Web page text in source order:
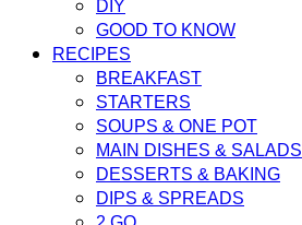
DIY
GOOD TO KNOW
RECIPES
BREAKFAST
STARTERS
SOUPS & ONE POT
MAIN DISHES & SALADS
DESSERTS & BAKING
DIPS & SPREADS